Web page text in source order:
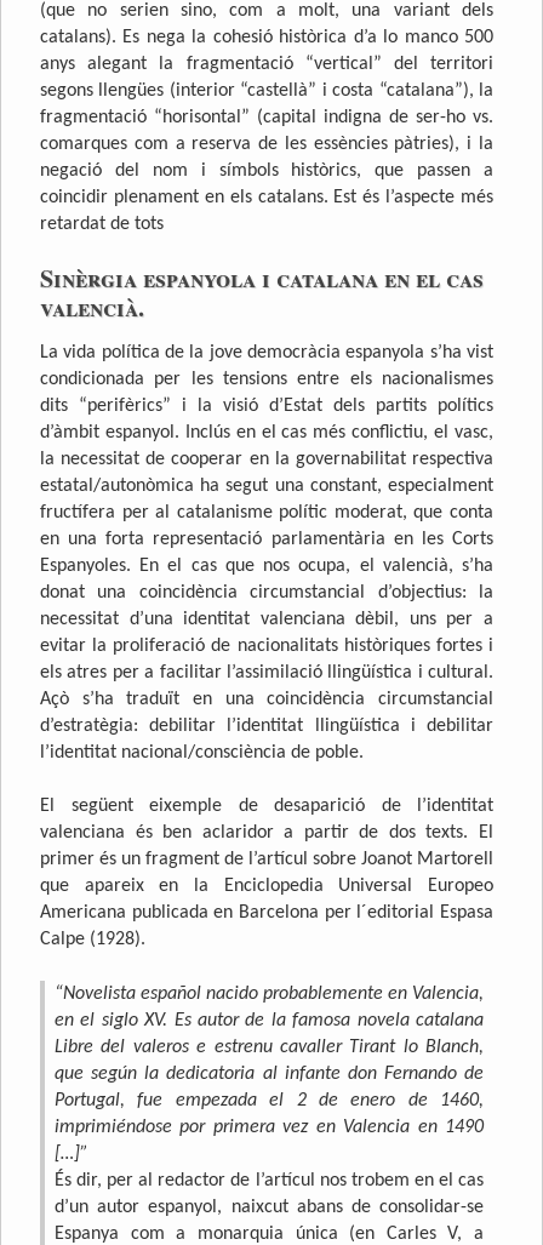
(que no serien sino, com a molt, una variant dels
catalans). Es nega la cohesió històrica d’a lo manco 500
anys alegant la fragmentació “vertical” del territori
segons llengües (interior “castellà” i costa “catalana”), la
fragmentació “horisontal” (capital indigna de ser-ho vs.
comarques com a reserva de les essències pàtries), i la
negació del nom i símbols històrics, que passen a
coincidir plenament en els catalans. Est és l’aspecte més
retardat de tots
Sinèrgia espanyola i catalana en el cas
valencià.
La vida política de la jove democràcia espanyola s’ha vist
condicionada per les tensions entre els nacionalismes
dits “perifèrics” i la visió d’Estat dels partits polítics
d’àmbit espanyol. Inclús en el cas més conflictiu, el vasc,
la necessitat de cooperar en la governabilitat respectiva
estatal/autonòmica ha segut una constant, especialment
fructífera per al catalanisme polític moderat, que conta
en una forta representació parlamentària en les Corts
Espanyoles. En el cas que nos ocupa, el valencià, s’ha
donat una coincidència circumstancial d’objectius: la
necessitat d’una identitat valenciana dèbil, uns per a
evitar la proliferació de nacionalitats històriques fortes i
els atres per a facilitar l’assimilació llingüística i cultural.
Açò s’ha traduït en una coincidència circumstancial
d’estratègia: debilitar l’identitat llingüística i debilitar
l’identitat nacional/consciència de poble.
El següent eixemple de desaparició de l’identitat
valenciana és ben aclaridor a partir de dos texts. El
primer és un fragment de l’artícul sobre Joanot Martorell
que apareix en la Enciclopedia Universal Europeo
Americana publicada en Barcelona per l´editorial Espasa
Calpe (1928).
“Novelista español nacido probablemente en Valencia,
en el siglo XV. Es autor de la famosa novela catalana
Libre del valeros e estrenu cavaller Tirant lo Blanch,
que según la dedicatoria al infante don Fernando de
Portugal, fue empezada el 2 de enero de 1460,
imprimiéndose por primera vez en Valencia en 1490
[…]”
És dir, per al redactor de l’artícul nos trobem en el cas
d’un autor espanyol, naixcut abans de consolidar-se
Espanya com a monarquia única (en Carles V, a